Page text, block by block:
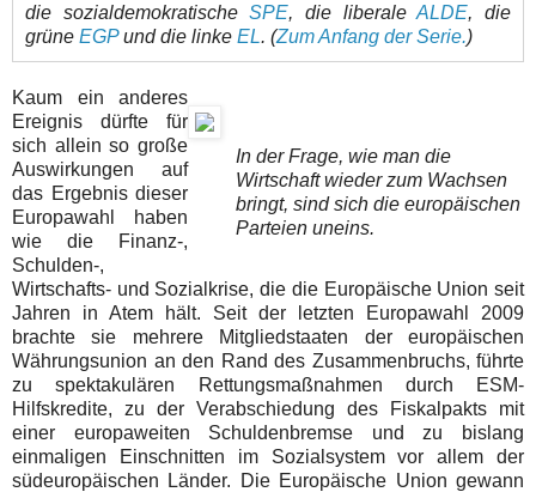
die sozialdemokratischeSPE, die liberaleALDE, die
grüne EGPund die linke EL. (Zum Anfang der Serie.)
In der Frage, wie man die
Wirtschaft wieder zum Wachsen
bringt, sind sich die europäischen
Parteien uneins.
Kaum ein anderes
Ereignis dürfte für
sich allein so große
Auswirkungen auf
das Ergebnis dieser
Europawahl haben
wie die Finanz-,
Schulden-,
Wirtschafts- und Sozialkrise, die die Europäische Union seit
Jahren in Atem hält. Seit der letzten Europawahl 2009
brachte sie mehrere Mitgliedstaaten der europäischen
Währungsunion an den Rand des Zusammenbruchs, führte
zu spektakulären Rettungsmaßnahmen durch ESM-
Hilfskredite, zu der Verabschiedung des Fiskalpakts mit
einer europaweiten Schuldenbremse und zu bislang
einmaligen Einschnitten im Sozialsystem vor allem der
südeuropäischen Länder. Die Europäische Union gewann